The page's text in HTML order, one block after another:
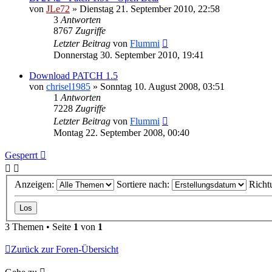
von JLe72 » Dienstag 21. September 2010, 22:58
3 Antworten
8767 Zugriffe
Letzter Beitrag von Flummi
Donnerstag 30. September 2010, 19:41
Download PATCH 1.5
von chrisel1985 » Sonntag 10. August 2008, 03:51
1 Antworten
7228 Zugriffe
Letzter Beitrag von Flummi
Montag 22. September 2008, 00:40
Gesperrt
Anzeigen: Sortiere nach:
3 Themen • Seite 1 von 1
Zurück zur Foren-Übersicht